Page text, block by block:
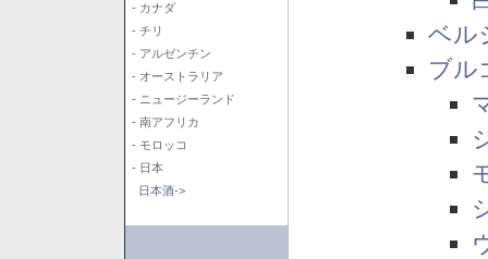
- カナダ
- チリ
- アルゼンチン
- オーストラリア
- ニュージーランド
- 南アフリカ
- モロッコ
- 日本
日本酒->
ベル
ブル